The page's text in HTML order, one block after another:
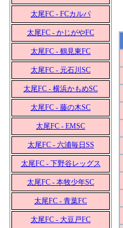
太尾FC - FCカルパ
太尾FC - かじがやFC
太尾FC - 鶴見東FC
太尾FC - 元石川SC
太尾FC - 横浜かもめSC
太尾FC - 藤の木SC
太尾FC - EMSC
太尾FC - 六浦毎日SS
太尾FC - 下野谷レッグス
太尾FC - 本牧少年SC
太尾FC - 青葉FC
太尾FC - 大豆戸FC